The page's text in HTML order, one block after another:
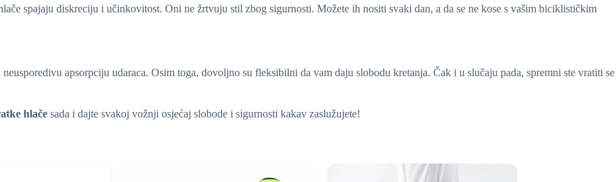
spajaju diskreciju i učinkovitost. Oni ne žrtvuju stil zbog sigurnosti. Možete ih nositi svaki dan, a da se ne kose s vašim biciklističkim
neusporedivu apsorpciju udaraca. Osim toga, dovoljno su fleksibilni da vam daju slobodu kretanja. Čak i u slučaju pada, spremni ste vratiti se
hlače sada i dajte svakoj vožnji osjećaj slobode i sigurnosti kakav zaslužujete! ️ ️